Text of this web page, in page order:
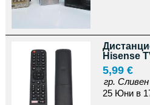
Hisense
5,99 €
гр. Сливен
25 Юни в